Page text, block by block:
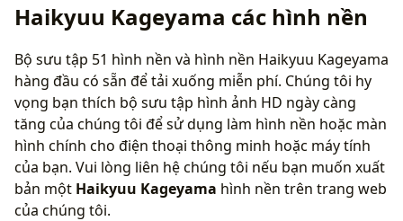
Haikyuu Kageyama các hình nền
Bộ sưu tập 51 hình nền và hình nền Haikyuu Kageyama
hàng đầu có sẵn để tải xuống miễn phí. Chúng tôi hy
vọng bạn thích bộ sưu tập hình ảnh HD ngày càng
tăng của chúng tôi để sử dụng làm hình nền hoặc màn
hình chính cho điện thoại thông minh hoặc máy tính
của bạn. Vui lòng liên hệ chúng tôi nếu bạn muốn xuất
bản một Haikyuu Kageyama hình nền trên trang web
của chúng tôi.